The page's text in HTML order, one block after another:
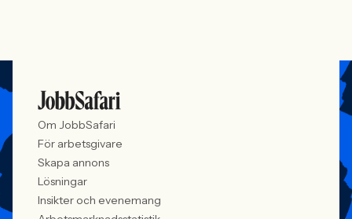
Om JobbSafari
För arbetsgivare
Skapa annons
Lösningar
Insikter och evenemang